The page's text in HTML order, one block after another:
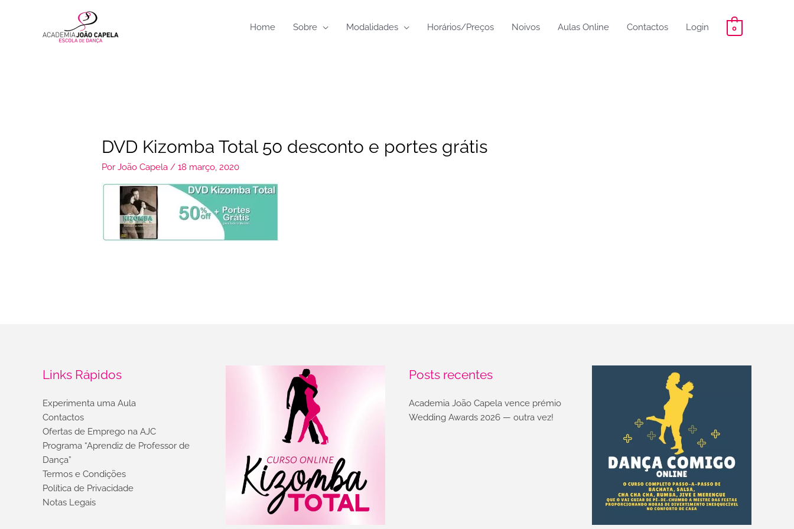
Home Sobre Modalidades Horários/Preços Noivos Aulas Online Contactos Login 0
DVD Kizomba Total 50 desconto e portes grátis
PorJoão Capela/18 março, 2020
Links Rápidos
Experimenta uma Aula
Contactos
Ofertas de Emprego na AJC
Programa “Aprendiz de Professor de
Dança”
Termos e Condições
Política de Privacidade
Notas Legais
Posts recentes
Academia João Capela vence prémio
Wedding Awards 2026 — outra vez!